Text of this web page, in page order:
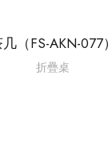
（FS-AKN-077）
折疊桌